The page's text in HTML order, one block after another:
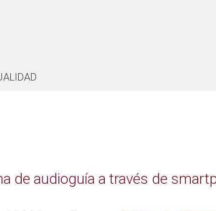
de audioguía a través de